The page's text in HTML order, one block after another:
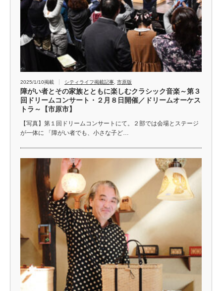
2025/1/10掲載 シティライフ掲載記事 市原版
障がい者とその家族とともに楽しむクラシック音楽～第３
回ドリームコンサート・２月８日開催／ドリームオーケス
トラ～【市原市】
【写真】第１回ドリームコンサートにて。２部では会場とステージ
が一体に 「障がい者でも、小さな子ど…